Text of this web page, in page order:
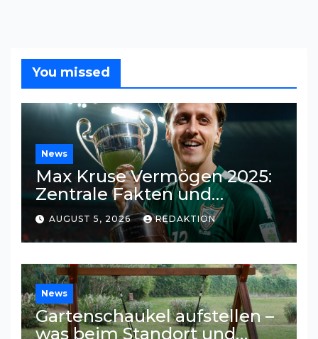
You missed
News
Max Kruse Vermögen 2025:
Zentrale Fakten und
Einkommensquellen
AUGUST 5, 2026 REDAKTION
News
Gartenschaukel aufstellen –
was beim Standort und